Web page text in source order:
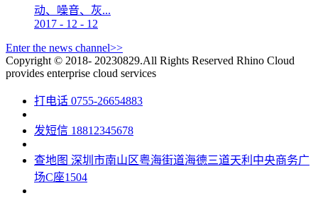
动、噪音、灰...
2017 - 12 - 12
Enter the news channel>>
Copyright © 2018- 20230829.All Rights Reserved Rhino Cloud
provides enterprise cloud services
打电话 0755-26654883
发短信 18812345678
查地图 深圳市南山区粤海街道海德三道天利中央商务广
场C座1504